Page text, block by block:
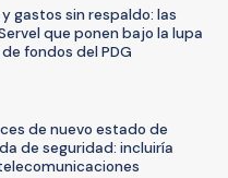
gastos sin respaldo: las
que ponen bajo la lupa
fondos del PDG
de nuevo estado de
de seguridad: incluiría